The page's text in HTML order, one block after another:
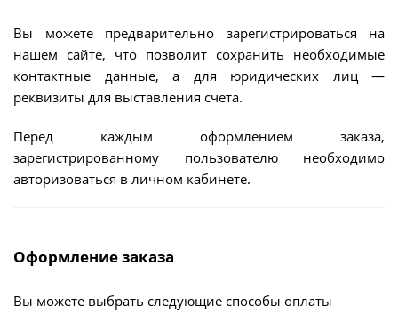
Вы можете предварительно зарегистрироваться на
нашем сайте, что позволит сохранить необходимые
контактные данные, а для юридических лиц —
реквизиты для выставления счета.
Перед каждым оформлением заказа,
зарегистрированному пользователю необходимо
авторизоваться в личном кабинете.
Оформление заказа
Вы можете выбрать следующие способы оплаты